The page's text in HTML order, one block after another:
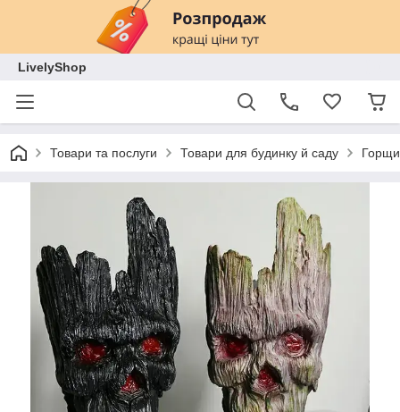
LivelyShop
Товари та послуги Товари для будинку й саду